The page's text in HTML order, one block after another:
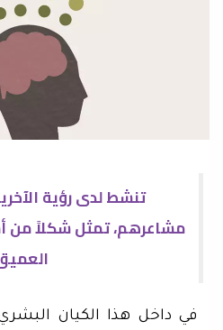
تنشط لدى رؤية
مشاعرهم، تمثل شكلاً من
في داخل هذا الكيان